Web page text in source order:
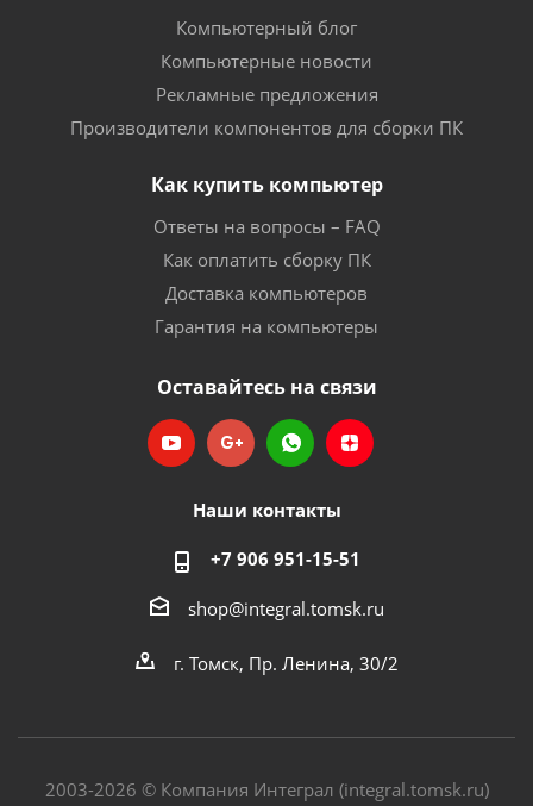
Компьютерный блог
Компьютерные новости
Рекламные предложения
Производители компонентов для сборки ПК
Как купить компьютер
Ответы на вопросы – FAQ
Как оплатить сборку ПК
Доставка компьютеров
Гарантия на компьютеры
Оставайтесь на связи
Наши контакты
+7 906 951-15-51
shop@integral.tomsk.ru
г. Томск, Пр. Ленина, 30/2
2003-2026 © Компания Интеграл (integral.tomsk.ru)